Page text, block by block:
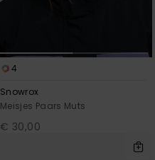
4
Snowrox
Meisjes Paars Muts
€ 30,00